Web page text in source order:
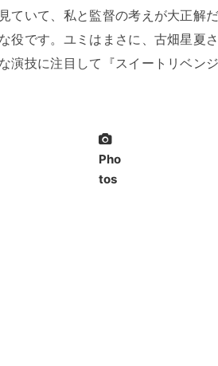
ていて、私と監督の考えが大正解
役です。ユミはまさに、古畑星夏
演技に注目して『スイートリベン
Pho
tos